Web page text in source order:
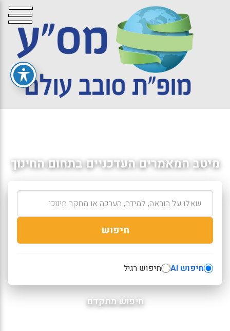
מיטב המאמרים העדכניים בתחום החינוך
חיפוש
חיפוש AI חיפוש רגיל
חיפוש מתקדם